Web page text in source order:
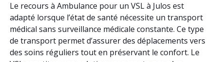
Le recours à Ambulance pour un VSL à Julos est
adapté lorsque l’état de santé nécessite un transport
médical sans surveillance médicale constante. Ce type
de transport permet d’assurer des déplacements vers
des soins réguliers tout en préservant le confort. Le